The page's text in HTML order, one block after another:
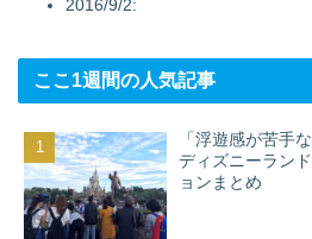
2016/9/2:
ここ1週間の人気記事
「浮遊感が苦手
ディズニーラン
ョンまとめ